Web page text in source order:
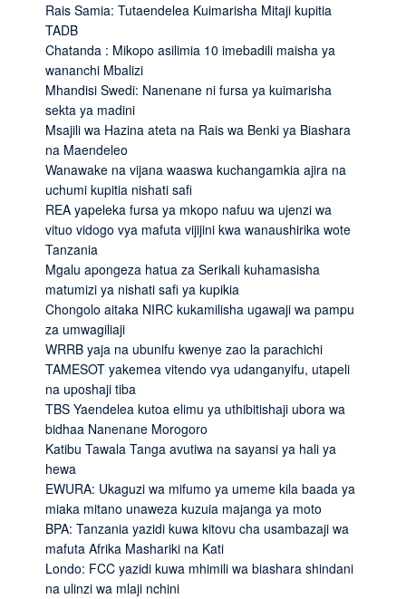
Rais Samia: Tutaendelea Kuimarisha Mitaji kupitia
TADB
Chatanda : Mikopo asilimia 10 imebadili maisha ya
wananchi Mbalizi
Mhandisi Swedi: Nanenane ni fursa ya kuimarisha
sekta ya madini
Msajili wa Hazina ateta na Rais wa Benki ya Biashara
na Maendeleo
Wanawake na vijana waaswa kuchangamkia ajira na
uchumi kupitia nishati safi
REA yapeleka fursa ya mkopo nafuu wa ujenzi wa
vituo vidogo vya mafuta vijijini kwa wanaushirika wote
Tanzania
Mgalu apongeza hatua za Serikali kuhamasisha
matumizi ya nishati safi ya kupikia
Chongolo aitaka NIRC kukamilisha ugawaji wa pampu
za umwagiliaji
WRRB yaja na ubunifu kwenye zao la parachichi
TAMESOT yakemea vitendo vya udanganyifu, utapeli
na uposhaji tiba
TBS Yaendelea kutoa elimu ya uthibitishaji ubora wa
bidhaa Nanenane Morogoro
Katibu Tawala Tanga avutiwa na sayansi ya hali ya
hewa
EWURA: Ukaguzi wa mifumo ya umeme kila baada ya
miaka mitano unaweza kuzuia majanga ya moto
BPA: Tanzania yazidi kuwa kitovu cha usambazaji wa
mafuta Afrika Mashariki na Kati
Londo: FCC yazidi kuwa mhimili wa biashara shindani
na ulinzi wa mlaji nchini